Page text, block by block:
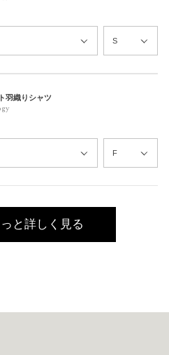
羽織りシャツ
と詳しく見る